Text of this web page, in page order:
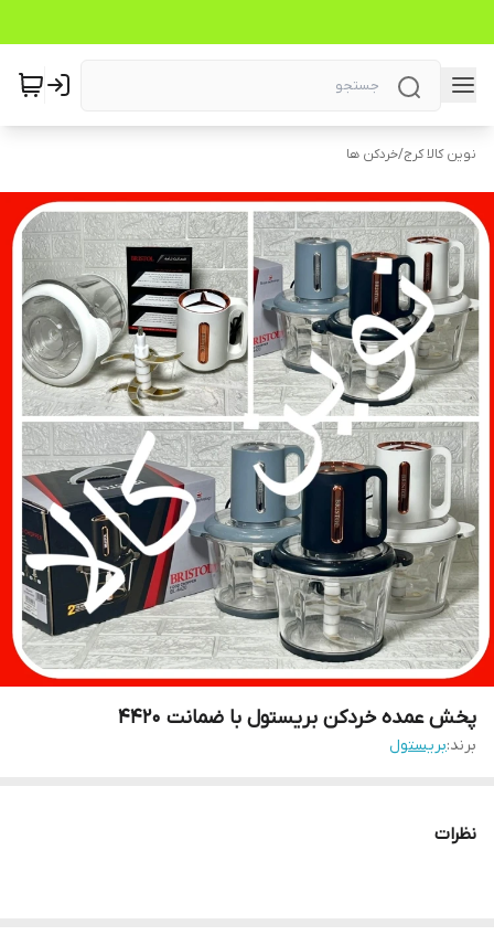
نوین کالا کرج/خردکن ها
پخش عمده خردکن بریستول با ضمانت ۴۴۲۰
برند:بریستول
نظرات